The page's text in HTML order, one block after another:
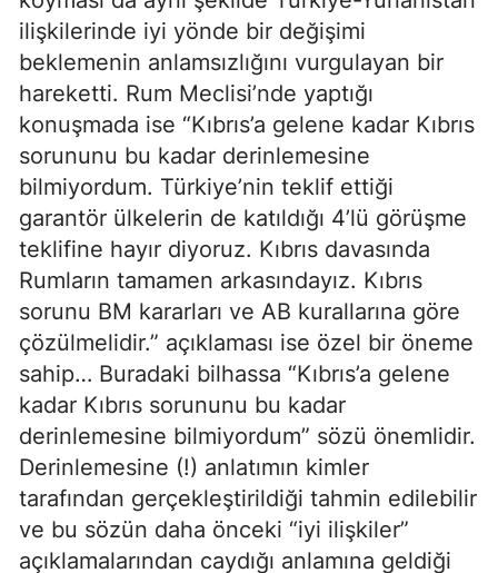
ilişkilerinde iyi yönde bir değişimi
beklemenin anlamsızlığını vurgulayan bir
hareketti. Rum Meclisi’nde yaptığı
konuşmada ise “Kıbrıs’a gelene kadar Kıbrıs
sorununu bu kadar derinlemesine
bilmiyordum. Türkiye’nin teklif ettiği
garantör ülkelerin de katıldığı 4’lü görüşme
teklifine hayır diyoruz. Kıbrıs davasında
Rumların tamamen arkasındayız. Kıbrıs
sorunu BM kararları ve AB kurallarına göre
çözülmelidir.” açıklaması ise özel bir öneme
sahip… Buradaki bilhassa “Kıbrıs’a gelene
kadar Kıbrıs sorununu bu kadar
derinlemesine bilmiyordum” sözü önemlidir.
Derinlemesine (!) anlatımın kimler
tarafından gerçekleştirildiği tahmin edilebilir
ve bu sözün daha önceki “iyi ilişkiler”
açıklamalarından caydığı anlamına geldiği